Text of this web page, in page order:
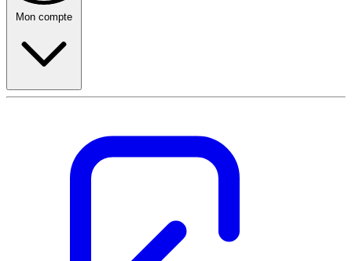
Mon compte